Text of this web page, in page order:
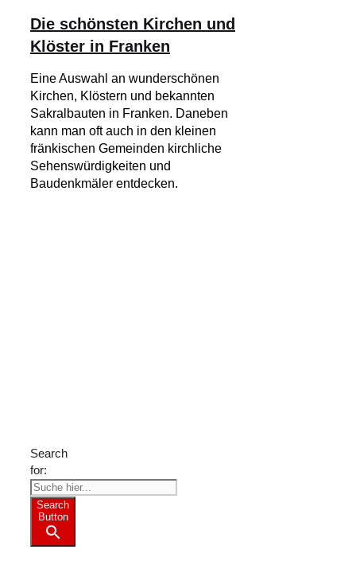
Die schönsten Kirchen und
Klöster in Franken
Eine Auswahl an wunderschönen
Kirchen, Klöstern und bekannten
Sakralbauten in Franken. Daneben
kann man oft auch in den kleinen
fränkischen Gemeinden kirchliche
Sehenswürdigkeiten und
Baudenkmäler entdecken.
Search
for:
Search
Button